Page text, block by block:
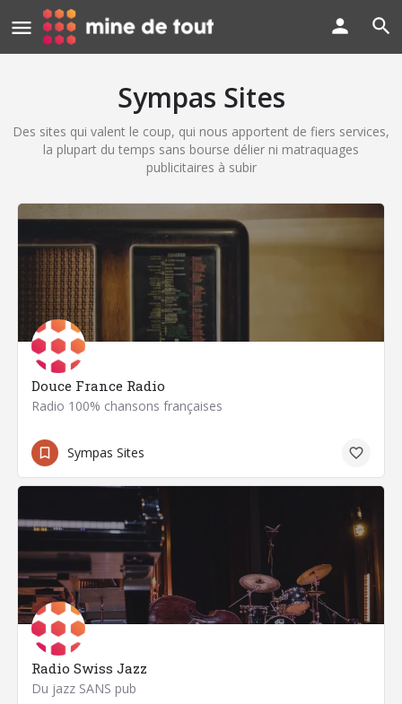
Sympas Sites
Des sites qui valent le coup, qui nous apportent de fiers services,
la plupart du temps sans bourse délier ni matraquages
publicitaires à subir
Douce France Radio
Radio 100% chansons françaises
Sympas Sites
Radio Swiss Jazz
Du jazz SANS pub